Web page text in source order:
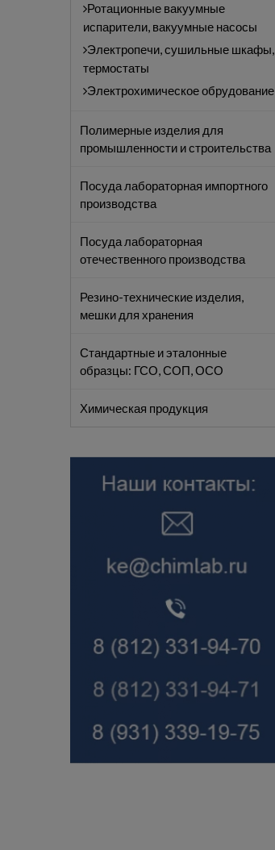
Ротационные вакуумные
испарители, вакуумные насосы
Электропечи, сушильные шкафы,
термостаты
Электрохимическое обрудование
Полимерные изделия для
промышленности и строительства
Посуда лабораторная импортного
производства
Посуда лабораторная
отечественного производства
Резино-технические изделия,
мешки для хранения
Стандартные и эталонные
образцы: ГСО, СОП, ОСО
Химическая продукция